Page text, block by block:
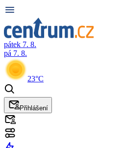
pátek 7. 8.
pá 7. 8.
23°C
Přihlášení